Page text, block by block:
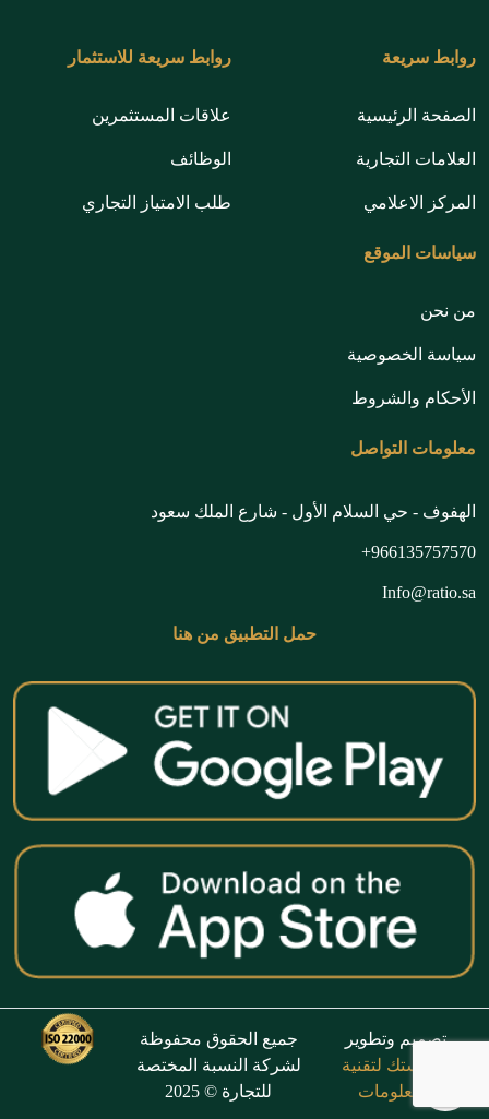
روابط سريعة
الصفحة الرئيسية
العلامات التجارية
المركز الاعلامي
روابط سريعة للاستثمار
علاقات المستثمرين
الوظائف
طلب الامتياز التجاري
سياسات الموقع
من نحن
سياسة الخصوصية
الأحكام والشروط
معلومات التواصل
الهفوف - حي السلام الأول - شارع الملك سعود
966135757570+
Info@ratio.sa
حمل التطبيق من هنا
تصميم وتطوير
فانتاستك لتقنية
المعلومات
جميع الحقوق محفوظة
لشركة النسبة المختصة
للتجارة © 2025